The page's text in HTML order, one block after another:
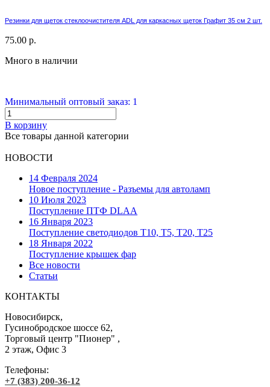
Резинки для щеток стеклоочистителя ADL для каркасных щеток Графит 35 см 2 шт.
75.00 р.
Много в наличии
Минимальный оптовый заказ: 1
В корзину
Все товары данной категории
НОВОСТИ
14 Февраля 2024
Новое поступление - Разъемы для автоламп
10 Июля 2023
Поступление ПТФ DLAA
16 Января 2023
Поступление светодиодов T10, T5, T20, T25
18 Января 2022
Поступление крышек фар
Все новости
Статьи
КОНТАКТЫ
Новосибирск,
Гусинобродское шоссе 62,
Торговый центр "Пионер" ,
2 этаж, Офис 3
Телефоны:
+7 (383) 200-36-12